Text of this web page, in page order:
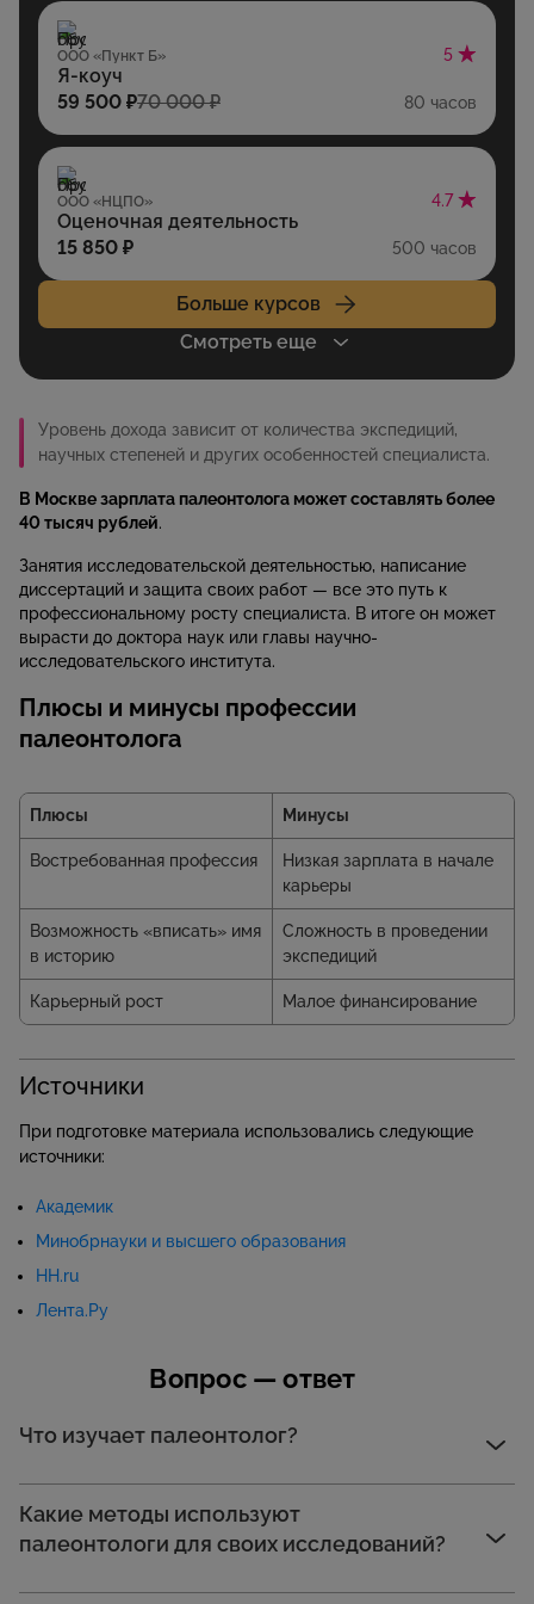
ООО «Пункт Б» 5
Я-коуч
59 500 ₽70 000 ₽ 80 часов
ООО «НЦПО» 4.7
Оценочная деятельность
15 850 ₽
500 часов
Больше курсов
Смотреть еще
Уровень дохода зависит от количества экспедиций,
научных степеней и других особенностей специалиста.
В Москве зарплата палеонтолога может составлять более
40 тысяч рублей.
Занятия исследовательской деятельностью, написание
диссертаций и защита своих работ — все это путь к
профессиональному росту специалиста. В итоге он может
вырасти до доктора наук или главы научно-
исследовательского института.
Плюсы и минусы профессии
палеонтолога
Плюсы Минусы
Востребованная профессия
Низкая зарплата в начале
карьеры
Возможность «вписать» имя
в историю
Сложность в проведении
экспедиций
Карьерный рост Малое финансирование
Источники
При подготовке материала использовались следующие
источники:
Академик
Минобрнауки и высшего образования
HH.ru
Лента.Ру
Вопрос — ответ
Что изучает палеонтолог?
Какие методы используют
палеонтологи для своих исследований?